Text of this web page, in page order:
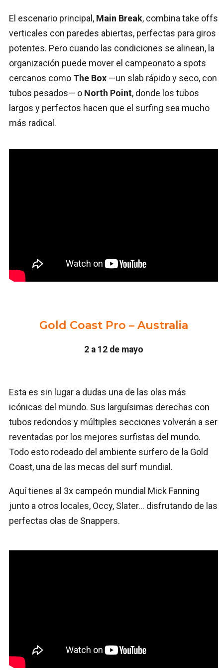
El escenario principal, Main Break, combina take offs
verticales con paredes abiertas, perfectas para giros
potentes. Pero cuando las condiciones se alinean, la
organización puede mover el campeonato a spots
cercanos como The Box —un slab rápido y seco, con
tubos pesados— o North Point, donde los tubos
largos y perfectos hacen que el surfing sea mucho
más radical.
Gold Coast Pro – Australia
2 a 12 de mayo
Esta es sin lugar a dudas una de las olas más
icónicas del mundo. Sus larguísimas derechas con
tubos redondos y múltiples secciones volverán a ser
reventadas por los mejores surfistas del mundo.
Todo esto rodeado del ambiente surfero de la Gold
Coast, una de las mecas del surf mundial.
Aquí tienes al 3x campeón mundial Mick Fanning
junto a otros locales, Occy, Slater… disfrutando de las
perfectas olas de Snappers.